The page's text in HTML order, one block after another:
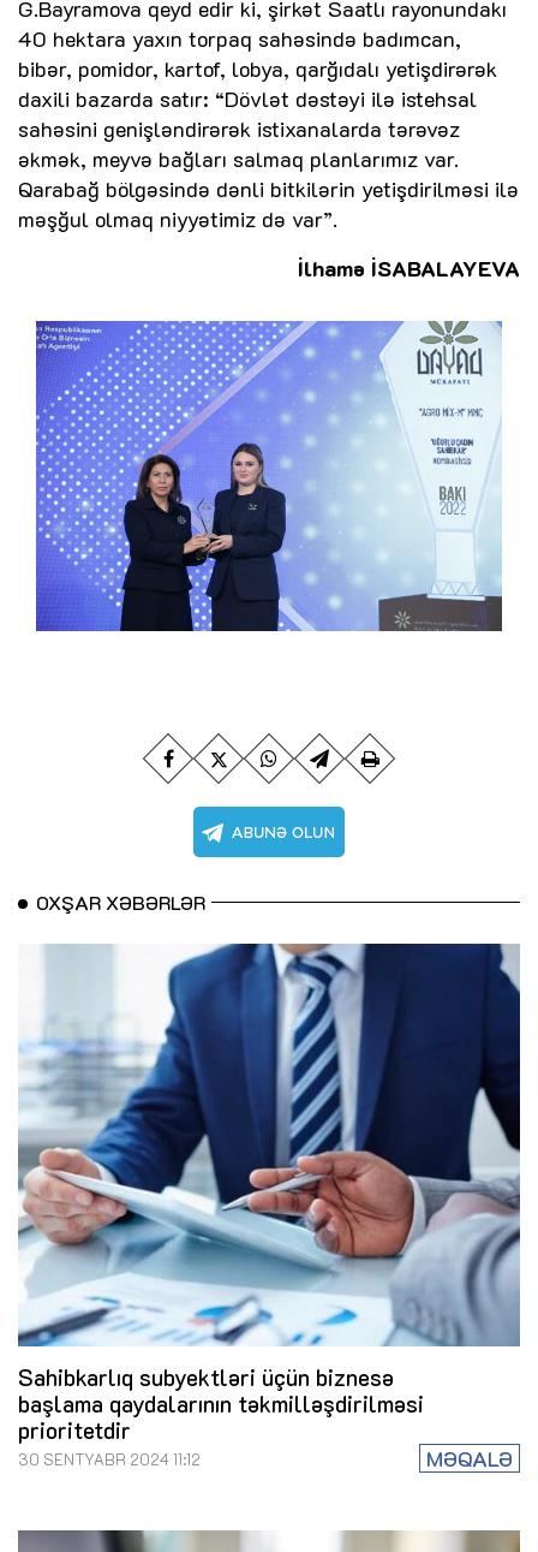
G.Bayramova qeyd edir ki, şirkət Saatlı rayonundakı
40 hektara yaxın torpaq sahəsində badımcan,
bibər, pomidor, kartof, lobya, qarğıdalı yetişdirərək
daxili bazarda satır: “Dövlət dəstəyi ilə istehsal
sahəsini genişləndirərək istixanalarda tərəvəz
əkmək, meyvə bağları salmaq planlarımız var.
Qarabağ bölgəsində dənli bitkilərin yetişdirilməsi ilə
məşğul olmaq niyyətimiz də var”.
İlhamə İSABALAYEVA
OXŞAR XƏBƏRLƏR
Sahibkarlıq subyektləri üçün biznesə
başlama qaydalarının təkmilləşdirilməsi
prioritetdir
MƏQALƏ
30 SENTYABR 2024 11:12